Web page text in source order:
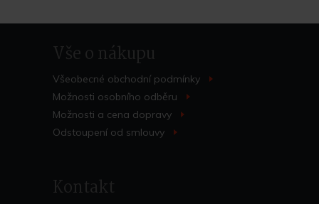
Vše o nákupu
Všeobecné obchodní podmínky
Možnosti osobního odběru
Možnosti a cena dopravy
Odstoupení od smlouvy
Kontakt